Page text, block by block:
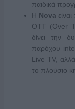
παιδικά
Η Nova
OTT (Over
δίνει την
παρόχου
Live TV,
το πλούσιο